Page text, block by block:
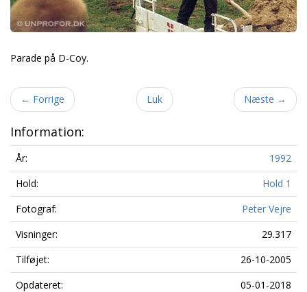
Parade på D-Coy.
← Forrige Luk Næste →
Information:
År:
1992
Hold:
Hold 1
Fotograf:
Peter Vejre
Visninger:
29.317
Tilføjet:
26-10-2005
Opdateret:
05-01-2018